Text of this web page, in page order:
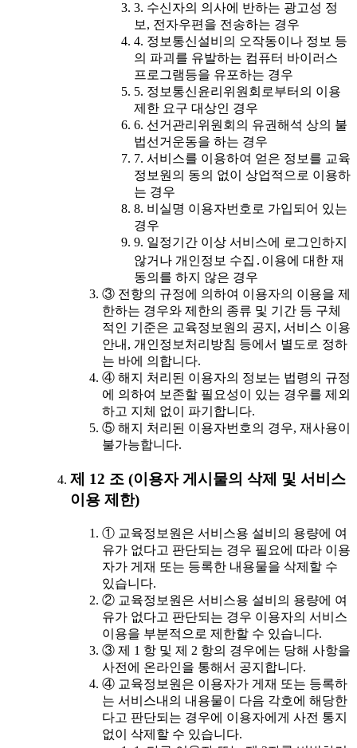
3. 수신자의 의사에 반하는 광고성 정
보, 전자우편을 전송하는 경우
4. 정보통신설비의 오작동이나 정보 등
의 파괴를 유발하는 컴퓨터 바이러스
프로그램등을 유포하는 경우
5. 정보통신윤리위원회로부터의 이용
제한 요구 대상인 경우
6. 선거관리위원회의 유권해석 상의 불
법선거운동을 하는 경우
7. 서비스를 이용하여 얻은 정보를 교육
정보원의 동의 없이 상업적으로 이용하
는 경우
8. 비실명 이용자번호로 가입되어 있는
경우
9. 일정기간 이상 서비스에 로그인하지
않거나 개인정보 수집․이용에 대한 재
동의를 하지 않은 경우
③ 전항의 규정에 의하여 이용자의 이용을 제
한하는 경우와 제한의 종류 및 기간 등 구체
적인 기준은 교육정보원의 공지, 서비스 이용
안내, 개인정보처리방침 등에서 별도로 정하
는 바에 의합니다.
④ 해지 처리된 이용자의 정보는 법령의 규정
에 의하여 보존할 필요성이 있는 경우를 제외
하고 지체 없이 파기합니다.
⑤ 해지 처리된 이용자번호의 경우, 재사용이
불가능합니다.
제 12 조 (이용자 게시물의 삭제 및 서비스
이용 제한)
① 교육정보원은 서비스용 설비의 용량에 여
유가 없다고 판단되는 경우 필요에 따라 이용
자가 게재 또는 등록한 내용물을 삭제할 수
있습니다.
② 교육정보원은 서비스용 설비의 용량에 여
유가 없다고 판단되는 경우 이용자의 서비스
이용을 부분적으로 제한할 수 있습니다.
③ 제 1 항 및 제 2 항의 경우에는 당해 사항을
사전에 온라인을 통해서 공지합니다.
④ 교육정보원은 이용자가 게재 또는 등록하
는 서비스내의 내용물이 다음 각호에 해당한
다고 판단되는 경우에 이용자에게 사전 통지
없이 삭제할 수 있습니다.